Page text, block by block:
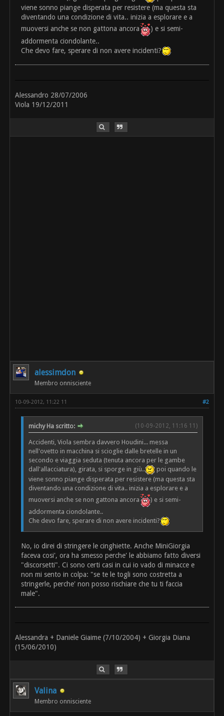
viene sonno piange disperata per resistere (ma questa sta
diventando una condizione di vita.. inizia a esplorare e a
muoversi anche se non gattona ancora
) e si semi-
addormenta ciondolante..
Che devo fare, sperare di non avere incidenti?
Alessandro 28/07/2006
Viola 19/12/2011
alessimdon
Membro onnisciente
#2
10-09-2012, 11:22 11
(10-09-2012, 11:16 11)
michy Ha scritto:
Accidenti, Viola sembra davvero Houdini... messa
nell'ovetto in macchina si scioglie dalle bretelle in un
secondo e viaggia seduta (tenuta ancora per le gambe
dall'allacciatura), girata, si sporge in giù..
poi quando le
viene sonno piange disperata per resistere (ma questa sta
diventando una condizione di vita.. inizia a esplorare e a
muoversi anche se non gattona ancora
) e si semi-
addormenta ciondolante..
Che devo fare, sperare di non avere incidenti?
No, io direi di stringere le cinghiette. Anche MiniGiorgia
faceva cosi', ora ha smesso perche' le abbiamo fatto diversi
"discorsetti". Ci sono certi casi in cui io vado di minacce e
non mi sento in colpa: "se te le togli sono costretta a
stringerle, perche' non posso rischiare che tu ti faccia
male".
Alessandra + Daniele Giaime (7/10/2004) + Giorgia Diana
(15/06/2010)
Valina
Membro onnisciente